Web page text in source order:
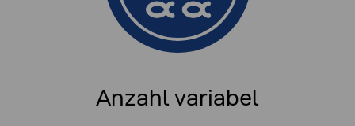
Anzahl variabel